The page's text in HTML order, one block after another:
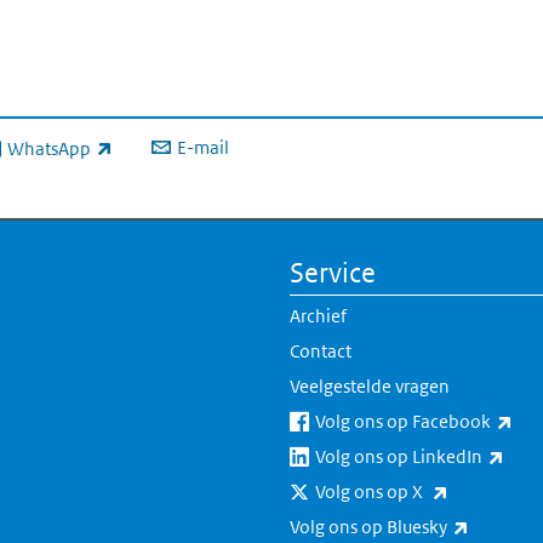
WhatsApp
link) E-mail
Service
Archief
Contact
Veelgestelde vragen
Volg ons op Facebook
Volg ons op LinkedIn
Volg ons op X
Volg ons op Bluesky